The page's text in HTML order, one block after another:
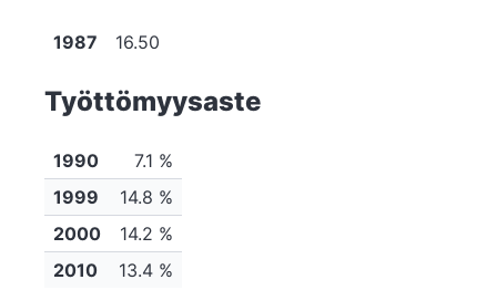
1987 16.50
Työttömyysaste
1990
7.1 %
1999
14.8 %
2000
14.2 %
2010
13.4 %